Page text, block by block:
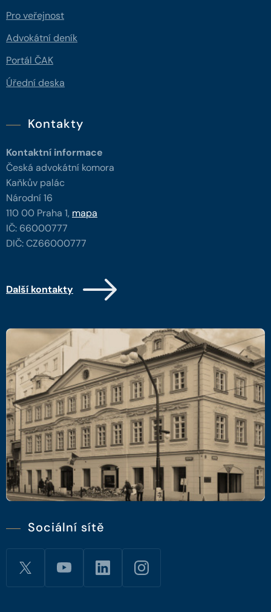
Pro veřejnost
Advokátní deník
Portál ČAK
Úřední deska
Kontakty
Kontaktní informace
Česká advokátní komora
Kaňkův palác
Národní 16
110 00 Praha 1, mapa
IČ: 66000777
DIČ: CZ66000777
Další kontakty
Sociální sítě